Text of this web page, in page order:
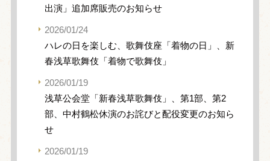
出演」追加席販売のお知らせ
2026/01/24
ハレの日を楽しむ、歌舞伎座「着物の日」、新
春浅草歌舞伎「着物で歌舞伎」
2026/01/19
浅草公会堂「新春浅草歌舞伎」、第1部、第2
部、中村鶴松休演のお詫びと配役変更のお知ら
せ
2026/01/19